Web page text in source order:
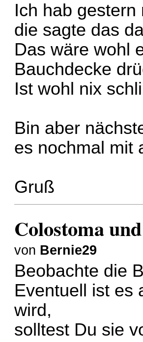
Ich hab
die sagte das
Das wäre wohl
Bauchdecke
Ist wohl nix
Bin aber
es nochmal mit
Gruß
Colostoma
von Bernie29
Beobachte die
Eventuell ist es
wird,
solltest Du sie